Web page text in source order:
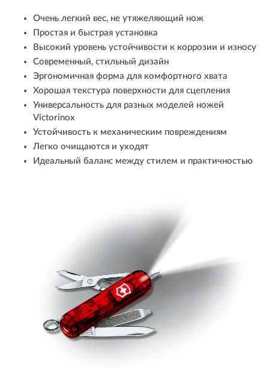
Очень легкий вес, не утяжеляющий нож
Простая и быстрая установка
Высокий уровень устойчивости к коррозии и износу
Современный, стильный дизайн
Эргономичная форма для комфортного хвата
Хорошая текстура поверхности для сцепления
Универсальность для разных моделей ножей
Victorinox
Устойчивость к механическим повреждениям
Легко очищаются и уходят
Идеальный баланс между стилем и практичностью